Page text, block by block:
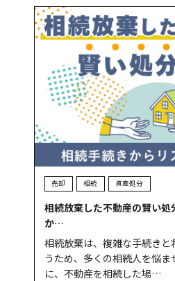
売却 相続 資産処分
相続放棄した不動産の賢い処
か…
相続放棄は、複雑な手続き
うため、多くの相続人を悩ま
に、不動産を相続した場…